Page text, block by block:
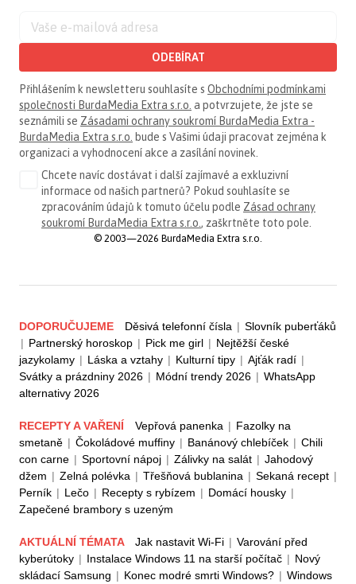
ODEBÍRAT
Přihlášením k newsletteru souhlasíte s Obchodními podmínkami
společnosti BurdaMedia Extra s.r.o. a potvrzujete, že jste se
seznámili se Zásadami ochrany soukromí BurdaMedia Extra -
BurdaMedia Extra s.r.o. bude s Vašimi údaji pracovat zejména k
organizaci a vyhodnocení akce a zasílání novinek.
Chcete navíc dostávat i další zajímavé a exkluzivní
informace od našich partnerů? Pokud souhlasíte se
zpracováním údajů k tomuto účelu podle Zásad ochrany
soukromí BurdaMedia Extra s.r.o. , zaškrtněte toto pole.
© 2003—2026 BurdaMedia Extra s.r.o.
DOPORUČUJEME Děsivá telefonní čísla | Slovník puberťáků
| Partnerský horoskop | Pick me girl | Nejtěžší české
jazykolamy | Láska a vztahy | Kulturní tipy | Ajťák radí |
Svátky a prázdniny 2026 | Módní trendy 2026 | WhatsApp
alternativy 2026
RECEPTY A VAŘENÍ Vepřová panenka | Fazolky na
smetaně | Čokoládové muffiny | Banánový chlebíček | Chili
con carne | Sportovní nápoj | Zálivky na salát | Jahodový
džem | Zelná polévka | Třešňová bublanina | Sekaná recept |
Perník | Lečo | Recepty s rybízem | Domácí housky |
Zapečené brambory s uzeným
AKTUÁLNÍ TÉMATA Jak nastavit Wi-Fi | Varování před
kyberútoky | Instalace Windows 11 na starší počítač | Nový
skládací Samsung | Konec modré smrti Windows? | Windows